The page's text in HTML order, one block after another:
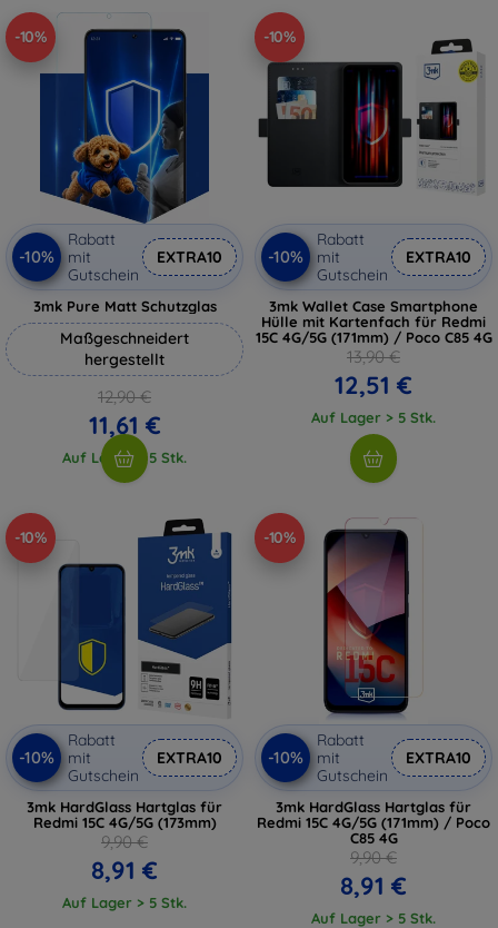
-10%
-10%
Rabatt
mit
Gutschein
EXTRA10
3mk Pure Matt Schutzglas
Maßgeschneidert
hergestellt
12,90 €
11,61 €
Auf Lager > 5 Stk.
-10%
-10%
Rabatt
mit
Gutschein
EXTRA10
3mk Wallet Case Smartphone
Hülle mit Kartenfach für Redmi
15C 4G/5G (171mm) / Poco C85 4G
13,90 €
12,51 €
Auf Lager > 5 Stk.
-10%
-10%
Rabatt
mit
Gutschein
EXTRA10
3mk HardGlass Hartglas für
Redmi 15C 4G/5G (173mm)
9,90 €
8,91 €
Auf Lager > 5 Stk.
-10%
-10%
Rabatt
mit
Gutschein
EXTRA10
3mk HardGlass Hartglas für
Redmi 15C 4G/5G (171mm) / Poco
C85 4G
9,90 €
8,91 €
Auf Lager > 5 Stk.